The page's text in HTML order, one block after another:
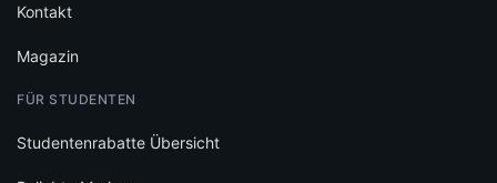
Kontakt
Magazin
FÜR STUDENTEN
Studentenrabatte Übersicht